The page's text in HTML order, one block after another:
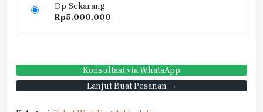
Dp Sekarang
Rp5.000.000
Konsultasi via WhatsApp
Lanjut Buat Pesanan →